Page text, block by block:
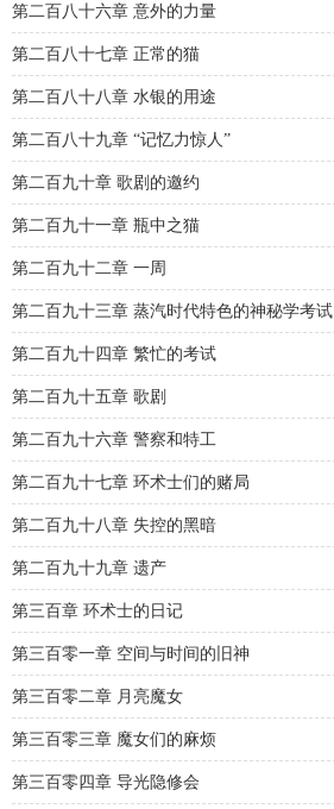
第二百八十六章 意外的力量
第二百八十七章 正常的猫
第二百八十八章 水银的用途
第二百八十九章 “记忆力惊人”
第二百九十章 歌剧的邀约
第二百九十一章 瓶中之猫
第二百九十二章 一周
第二百九十三章 蒸汽时代特色的神秘学考试
第二百九十四章 繁忙的考试
第二百九十五章 歌剧
第二百九十六章 警察和特工
第二百九十七章 环术士们的赌局
第二百九十八章 失控的黑暗
第二百九十九章 遗产
第三百章 环术士的日记
第三百零一章 空间与时间的旧神
第三百零二章 月亮魔女
第三百零三章 魔女们的麻烦
第三百零四章 导光隐修会